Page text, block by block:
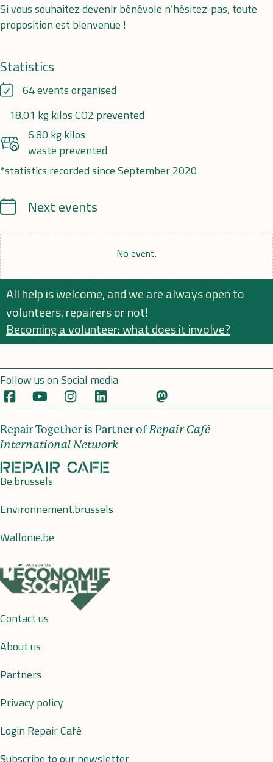
Si vous souhaitez devenir bénévole n’hésitez-pas, toute
proposition est bienvenue !
Statistics
64 events organised
18.01 kg kilos CO2 prevented
6.80 kg kilos
waste prevented
*statistics recorded since September 2020
CalendrierNext events
No event.
All help is welcome, and we are always open to
volunteers, repairers or not!
Becoming a volunteer: what does it involve?
Follow us on Social media
Repair Together is Partner ofRepair Café
International Network
Be.brussels
Environnement.brussels
Wallonie.be
Contact us
About us
Partners
Privacy policy
Login Repair Café